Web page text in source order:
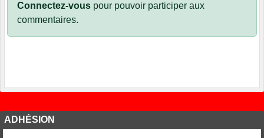
Connectez-vous pour pouvoir participer aux
commentaires.
ADHÉSION